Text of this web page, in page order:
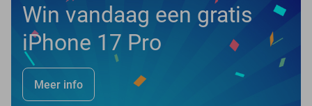
Win vandaag een gratis
iPhone 17 Pro
Meer info